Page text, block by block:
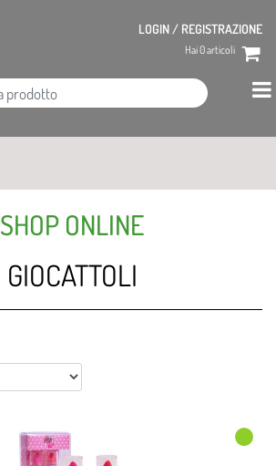
LOGIN / REGISTRAZIONE
Hai0articoli
SHOP ONLINE
GIOCATTOLI